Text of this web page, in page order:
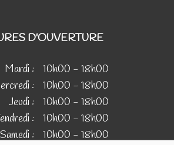
D'OUVERTURE
Mardi :
10h00 - 18h00
:
10h00 - 18h00
Jeudi :
10h00 - 18h00
:
10h00 - 18h00
Samedi :
10h00 - 18h00